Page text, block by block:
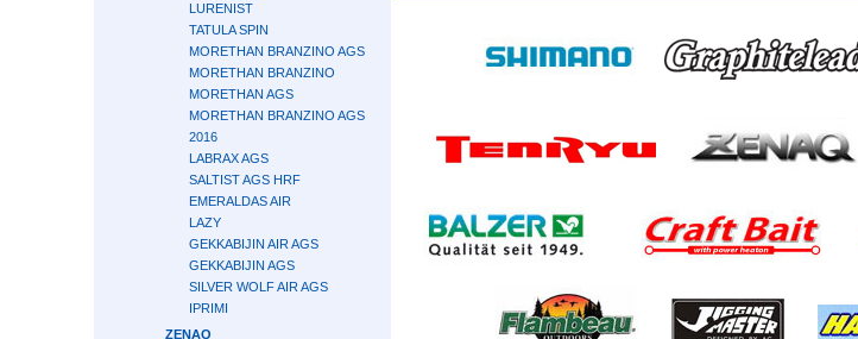
LURENIST
TATULA SPIN
MORETHAN BRANZINO AGS
MORETHAN BRANZINO
MORETHAN AGS
MORETHAN BRANZINO AGS
2016
LABRAX AGS
SALTIST AGS HRF
EMERALDAS AIR
LAZY
GEKKABIJIN AIR AGS
GEKKABIJIN AGS
SILVER WOLF AIR AGS
IPRIMI
ZENAQ